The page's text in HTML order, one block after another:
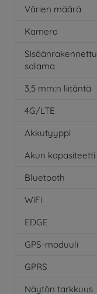
Värien määrä
Kamera
Sisäänrakennettu
salama
3,5 mm:n liitäntä
4G/LTE
Akkutyyppi
Akun kapasiteetti
Bluetooth
WiFi
EDGE
GPS-moduuli
GPRS
Näytön tarkkuus